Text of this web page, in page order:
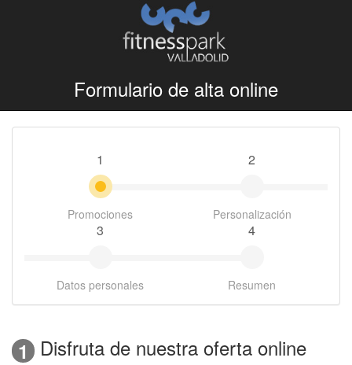
Formulario de alta online
1
Promociones
2
Personalización
3
Datos personales
4
Resumen
1 Disfruta de nuestra oferta online